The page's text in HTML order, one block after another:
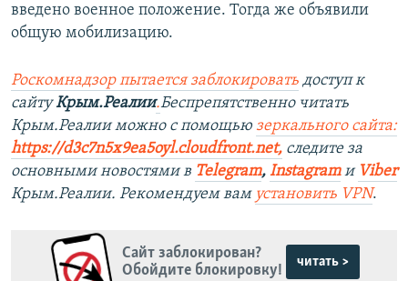
введено военное положение. Тогда же объявили
общую мобилизацию.
Роскомнадзор пытается заблокировать доступ к
сайтуКрым.Реалии.Беспрепятственно читать
Крым.Реалии можно с помощью зеркального сайта:
https://d3c7n5x9ea5oyl.cloudfront.net, следите за
основными новостями в Telegram, Instagramи Viber
Крым.Реалии. Рекомендуем вам установить VPN.
Сайт заблокирован?
Обойдите блокировку!
читать >